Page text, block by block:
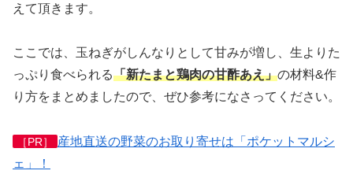
えて頂きます。
ここでは、玉ねぎがしんなりとして甘みが増し、生よりた
っぷり食べられる「新たまと鶏肉の甘酢あえ」の材料&作
り方をまとめましたので、ぜひ参考になさってください。
［PR］
産地直送の野菜のお取り寄せは「ポケットマルシ
ェ」！